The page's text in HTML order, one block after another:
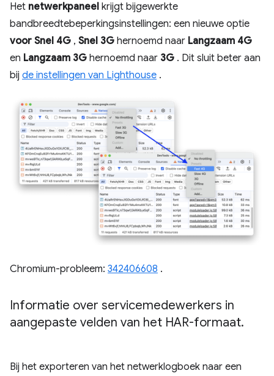
Het netwerkpaneel krijgt bijgewerkte
bandbreedtebeperkingsinstellingen: een nieuwe optie
voor Snel 4G , Snel 3G hernoemd naar Langzaam 4G
en Langzaam 3G hernoemd naar 3G . Dit sluit beter aan
bij de instellingen van Lighthouse .
Chromium-probleem: 342406608 .
Informatie over servicemedewerkers in
aangepaste velden van het HAR-formaat.
Bij het exporteren van het netwerklogboek naar een